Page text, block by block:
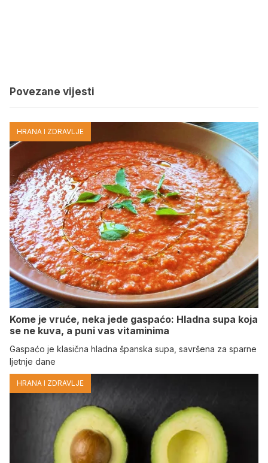
Povezane vijesti
HRANA I ZDRAVLJE
Kome je vruće, neka jede gaspaćo: Hladna supa koja
se ne kuva, a puni vas vitaminima
Gaspaćo je klasična hladna španska supa, savršena za sparne
ljetnje dane
HRANA I ZDRAVLJE